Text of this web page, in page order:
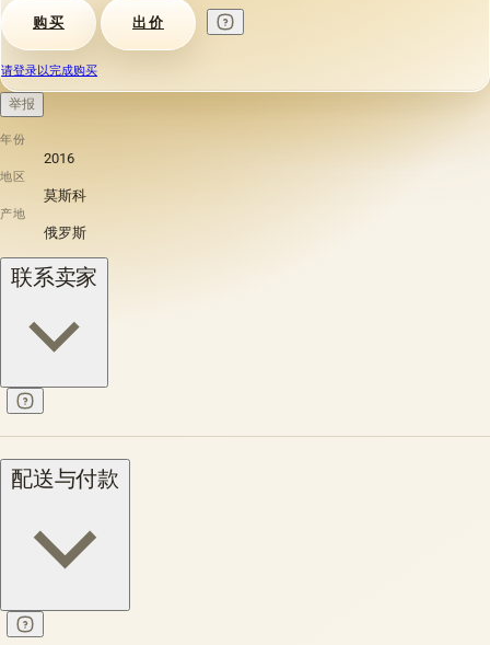
购买 出价
请登录以完成购买
举报
年份
2016
地区
莫斯科
产地
俄罗斯
联系卖家
配送与付款